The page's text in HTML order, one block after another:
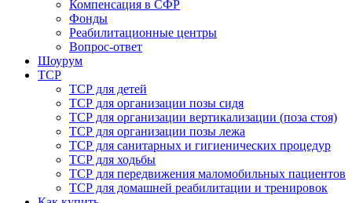
Компенсация в СФР
Фонды
Реабилитационные центры
Вопрос-ответ
Шоурум
ТСР
ТСР для детей
ТСР для организации позы сидя
ТСР для организации вертикализации (поза стоя)
ТСР для организации позы лежа
ТСР для санитарных и гигиенических процедур
ТСР для ходьбы
ТСР для передвижения маломобильных пациентов
ТСР для домашней реабилитации и тренировок